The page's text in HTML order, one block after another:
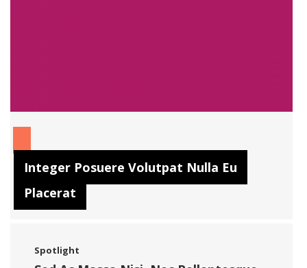
Integer Posuere Volutpat Nulla Eu
Placerat
Spotlight